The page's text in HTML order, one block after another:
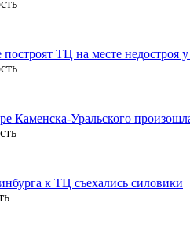
построят ТЦ на месте недостроя
Каменска-Уральского
к ТЦ съехались силовики